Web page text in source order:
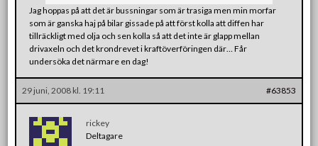
Jag hoppas på att det är bussningar som är trasiga men min morfar
som är ganska haj på bilar gissade på att först kolla att diffen har
tillräckligt med olja och sen kolla så att det inte är glapp mellan
drivaxeln och det krondrevet i kraftöverföringen där… Får
undersöka det närmare en dag!
29 juni, 2008 kl. 19:11 #63853
rickey
Deltagare